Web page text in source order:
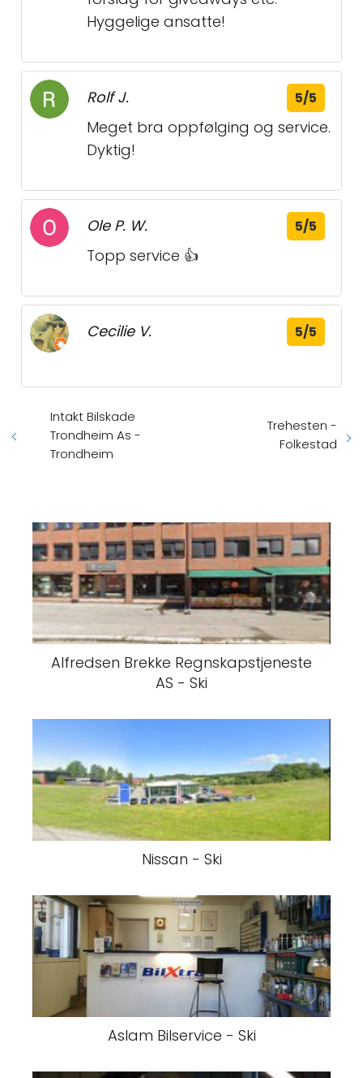
Hyggelige ansatte!
Rolf J. 5/5
Meget bra oppfølging og service.
Dyktig!
Ole P. W. 5/5
Topp service 👍
Cecilie V. 5/5
Intakt Bilskade
Trondheim As -
Trondheim
Trehesten -
Folkestad
Alfredsen Brekke Regnskapstjeneste
AS - Ski
Nissan - Ski
Aslam Bilservice - Ski